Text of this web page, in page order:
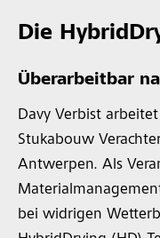
Die
Überarbeitbar
Davy Verbist
Stukabouw
Antwerpen. Als
bei widrigen